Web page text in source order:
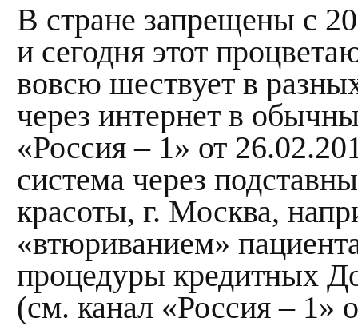
В стране запрещены с
и сегодня этот
вовсю шествует в
через интернет в
«Россия – 1» от
система через
красоты, г. Москва,
«втюриванием»
процедуры кредитных
(см. канал «Россия – 1»